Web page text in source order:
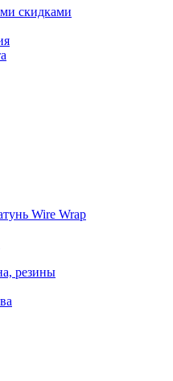
скидками
Wire Wrap
резины